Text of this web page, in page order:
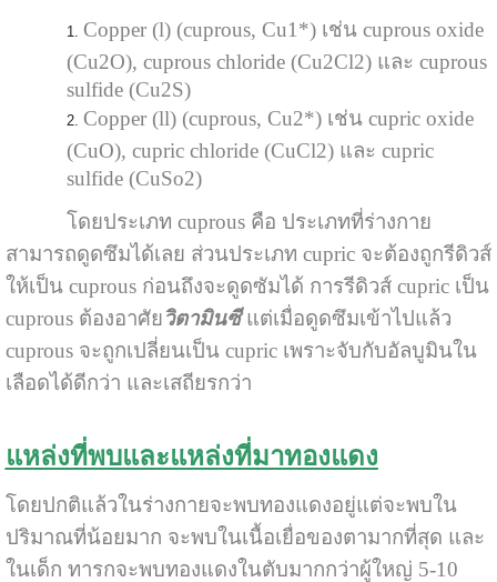
Copper (l) (cuprous, Cu1*) เช่น cuprous oxide
(Cu2O), cuprous chloride (Cu2Cl2) และ cuprous
sulfide (Cu2S)
Copper (ll) (cuprous, Cu2*) เช่น cupric oxide
(CuO), cupric chloride (CuCl2) และ cupric
sulfide (CuSo2)
โดยประเภท cuprous คือ ประเภทที่ร่างกาย
สามารถดูดซึมได้เลย ส่วนประเภท cupric จะต้องถูกรีดิวส์
ให้เป็น cuprous ก่อนถึงจะดูดซัมได้ การรีดิวส์ cupric เป็น
cuprous ต้องอาศัยวิตามินซีแต่เมื่อดูดซึมเข้าไปแล้ว
cuprous จะถูกเปลี่ยนเป็น cupric เพราะจับกับอัลบูมินใน
เลือดได้ดีกว่า และเสถียรกว่า
แหล่งที่พบและแหล่งที่มาทองแดง
โดยปกติแล้วในร่างกายจะพบทองแดงอยู่แต่จะพบใน
ปริมาณที่น้อยมาก จะพบในเนื้อเยื่อของตามากที่สุด และ
ในเด็ก ทารกจะพบทองแดงในตับมากกว่าผู้ใหญ่ 5-10